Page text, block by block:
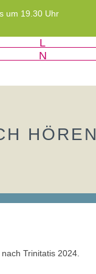
um 19.30 Uhr
HÖREN
Trinitatis 2024.